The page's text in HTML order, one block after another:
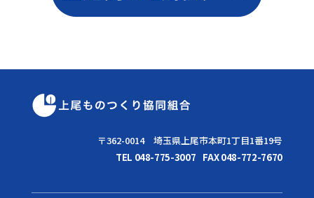
〒362-0014 埼玉県上尾市本町1丁目1番19号
TEL 048-775-3007 FAX 048-772-7670